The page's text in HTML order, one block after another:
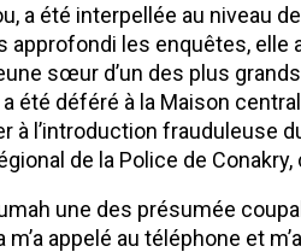
a été interpellée au niveau
approfondi les enquêtes,
sœur d’un des plus
été déféré à la Maison
à l’introduction frauduleuse
de la Police de
une des présumée
m’a appelé au téléphone et